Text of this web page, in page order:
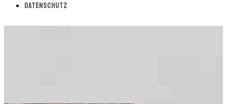
Datenschutz